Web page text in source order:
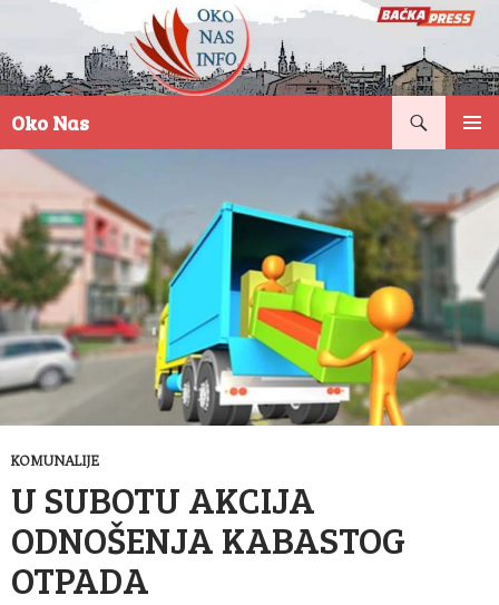
Oko Nas
NA
SADRŽAJ
KOMUNALIJE
U SUBOTU AKCIJA
ODNOŠENJA KABASTOG
OTPADA